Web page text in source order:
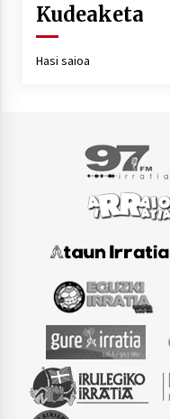
Kudeaketa
Hasi saioa